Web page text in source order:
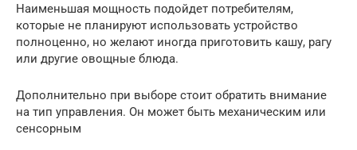
Наименьшая мощность подойдет потребителям,
которые не планируют использовать устройство
полноценно, но желают иногда приготовить кашу, рагу
или другие овощные блюда.
Дополнительно при выборе стоит обратить внимание
на тип управления. Он может быть механическим или
сенсорным